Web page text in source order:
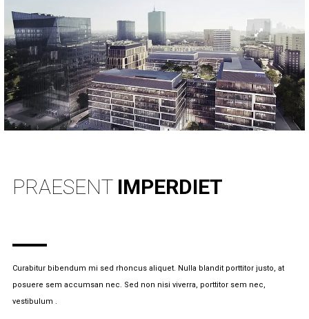
PRAESENT IMPERDIET
Curabitur bibendum mi sed rhoncus aliquet. Nulla blandit porttitor justo, at
posuere sem accumsan nec. Sed non nisi viverra, porttitor sem nec,
vestibulum .